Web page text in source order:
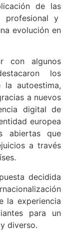
de las
profesional y
evolución en
con algunos
los
la autoestima,
a nuevos
digital de
europea
abiertas que
a través
decidida
la experiencia
para un
diverso.